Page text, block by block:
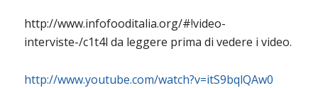
http://www.infofooditalia.org/#!video-
interviste-/c1t4l da leggere prima di vedere i video.
http://www.youtube.com/watch?v=itS9bqlQAw0